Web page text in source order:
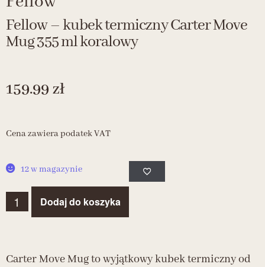
Fellow – kubek termiczny Carter Move
Mug 355 ml koralowy
159.99 zł
Cena zawiera podatek VAT
12 w magazynie
Dodaj do koszyka
Carter Move Mug to wyjątkowy kubek termiczny od